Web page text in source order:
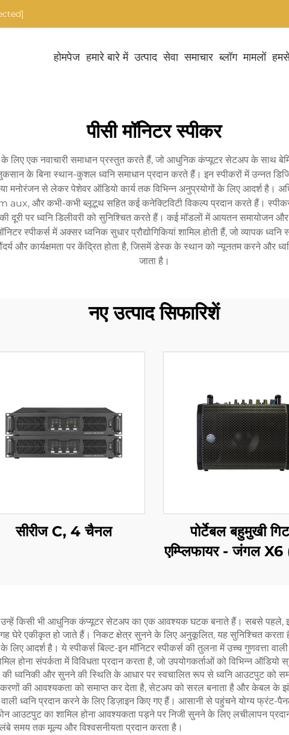
होमपेज हमारे बारे में उत्पाद सेवा समाचार ब्लॉग मामलों
पीसी मॉनिटर स्पीकर
के लिए एक नवाचारी समाधान प्रस्तुत करते हैं, जो आधुनिक कंप्यूटर सेटअप के साथ
के बिना स्थान-कुशल ध्वनि समाधान प्रदान करते हैं। इन स्पीकरों में उन्नत
मनोरंजन से लेकर पेशेवर ऑडियो कार्य तक विभिन्न अनुप्रयोगों के लिए आदर्श है।
aux, और कभी-कभी ब्लूटूथ सहित कई कनेक्टिविटी विकल्प प्रदान करते हैं।
दूरी पर ध्वनि डिलीवरी को सुनिश्चित करते हैं। कई मॉडलों में आयतन समायोजन
स्पीकर्स में अक्सर ध्वनिक सुधार प्रौद्योगिकियां शामिल होती हैं, जो व्यापक
और कार्यक्षमता पर केंद्रित होता है, जिसमें डेस्क के स्थान को न्यूनतम करने और
जाता है।
नए उत्पाद सिफारिशें
सीरीज C, 4 चैनल
पोर्टेबल बहुमुखी
एम्प्लिफायर - जंगल X6
उन्हें किसी भी आधुनिक कंप्यूटर सेटअप का एक आवश्यक घटक बनाते हैं। सबसे
घेरे एकीकृत हो जाते हैं। निकट क्षेत्र सुनने के लिए अनुकूलित, यह सुनिश्चित करता है
लिए आदर्श है। ये स्पीकर्स बिल्ट-इन मॉनिटर स्पीकर्स की तुलना में उच्च गुणवत्ता
होना संपर्कता में विविधता प्रदान करता है, जो उपयोगकर्ताओं को विभिन्न
ध्वनिकी और सुनने की स्थिति के आधार पर स्वचालित रूप से ध्वनि आउटपुट को
की आवश्यकता को समाप्त कर देता है, सेटअप को सरल बनाता है और केबल के
ध्वनि प्रदान करने के लिए डिज़ाइन किए गए हैं। आसानी से पहुंचने योग्य फ्रंट-
आउटपुट का शामिल होना आवश्यकता पड़ने पर निजी सुनने के लिए लचीलापन प्रदान
समय तक मूल्य और विश्वसनीयता प्रदान करता है।